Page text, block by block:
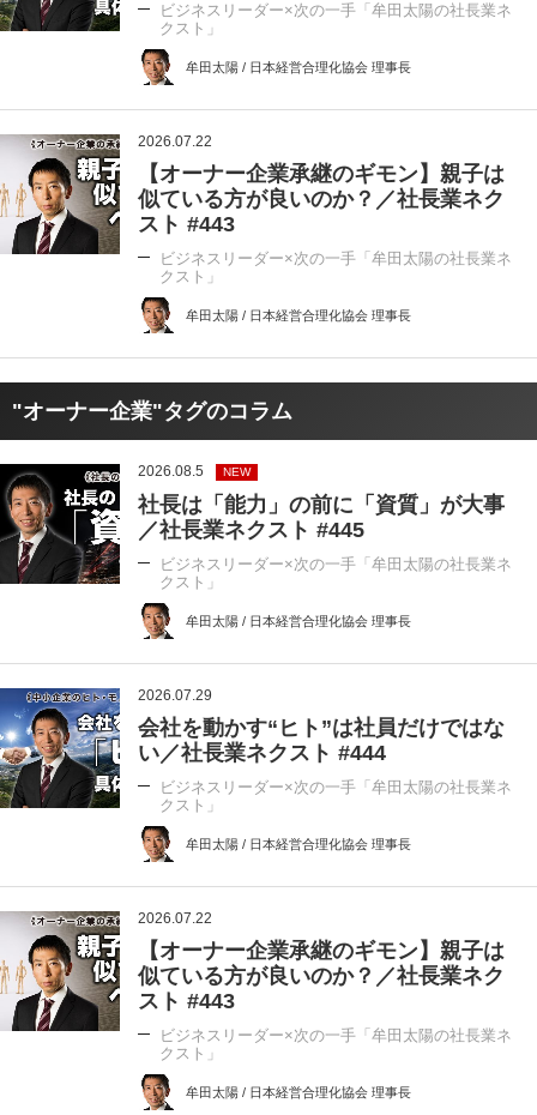
ビジネスリーダー×次の一手「牟田太陽の社長業ネ
クスト」
牟田太陽 / 日本経営合理化協会 理事長
2026.07.22
【オーナー企業承継のギモン】親子は
似ている方が良いのか？／社長業ネク
スト #443
ビジネスリーダー×次の一手「牟田太陽の社長業ネ
クスト」
牟田太陽 / 日本経営合理化協会 理事長
"オーナー企業"タグのコラム
2026.08.5 NEW
社長は「能力」の前に「資質」が大事
／社長業ネクスト #445
ビジネスリーダー×次の一手「牟田太陽の社長業ネ
クスト」
牟田太陽 / 日本経営合理化協会 理事長
2026.07.29
会社を動かす“ヒト”は社員だけではな
い／社長業ネクスト #444
ビジネスリーダー×次の一手「牟田太陽の社長業ネ
クスト」
牟田太陽 / 日本経営合理化協会 理事長
2026.07.22
【オーナー企業承継のギモン】親子は
似ている方が良いのか？／社長業ネク
スト #443
ビジネスリーダー×次の一手「牟田太陽の社長業ネ
クスト」
牟田太陽 / 日本経営合理化協会 理事長